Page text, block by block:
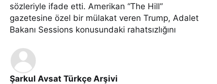
sözleriyle ifade etti. Amerikan “The Hill”
gazetesine özel bir mülakat veren Trump, Adalet
Bakanı Sessions konusundaki rahatsızlığını
Şarkul Avsat Türkçe Arşivi